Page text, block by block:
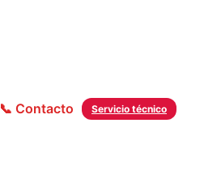
Servicio técnico
📞 Contacto